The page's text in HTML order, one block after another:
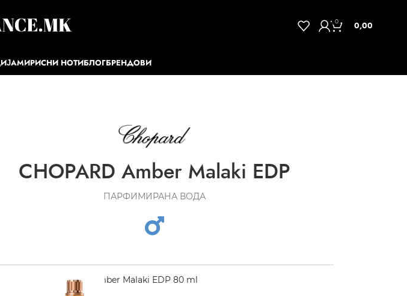
0 0,00
МИРИСНИ НОТИБЛОГБРЕНДОВИ
CHOPARD Amber Malaki EDP
ПАРФИМИРАНА ВОДА
CHOPARD Amber Malaki EDP 80 ml